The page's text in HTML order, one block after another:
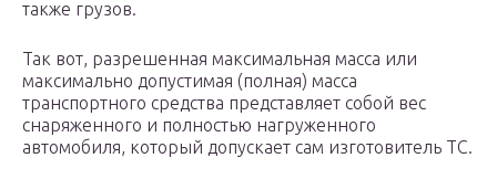
также грузов.
Так вот, разрешенная максимальная масса или
максимально допустимая (полная) масса
транспортного средства представляет собой вес
снаряженного и полностью нагруженного
автомобиля, который допускает сам изготовитель ТС.